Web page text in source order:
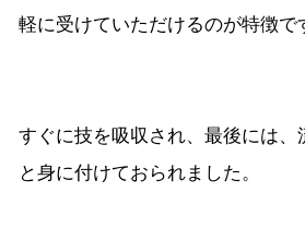
軽に受けていただけるのが特徴で
すぐに技を吸収され、最後には、
と身に付けておられました。